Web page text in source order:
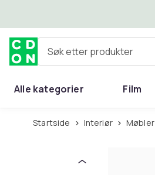
Søk etter produkter
Alle kategorier Film
Startside Interiør Møbler